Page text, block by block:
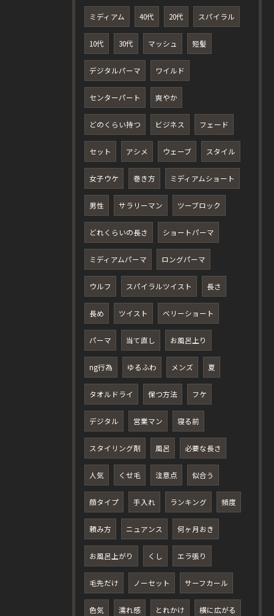
ミディアム 40代 20代 スパイラル
10代 30代 マッシュ 短髪
デジタルパーマ ワイルド
センターパート 爽やか
どのくらい持つ ビジネス フェード
セット アシメ ウェーブ スタイル
女子ウケ 巻き方 ミディアムショート
男性 サラリーマン ツーブロック
どれくらいの長さ ショートパーマ
ミディアムパーマ ロングパーマ
ウルフ スパイラルツイスト 長さ
長め ツイスト ベリーショート
パーマ 当て直し お風呂上り
ng行為 ゆるふわ メンズ 夏
タオルドライ 保つ方法 フケ
デジタル 営業マン 寝る前
スタイリング剤 風呂 必要な長さ
人気 くせ毛 注意点 似合う
顔タイプ 手入れ ランキング 頻度
頼み方 ニュアンス 何ヶ月おき
お風呂上がり くし エラ張り
毛先だけ ノーセット サーフカール
色気 濡れ感 とれかけ 横に広がる